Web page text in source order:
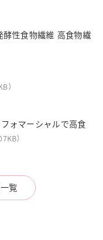
酵性食物繊維 高食物繊
）
ォマーシャルで高食
）
覧